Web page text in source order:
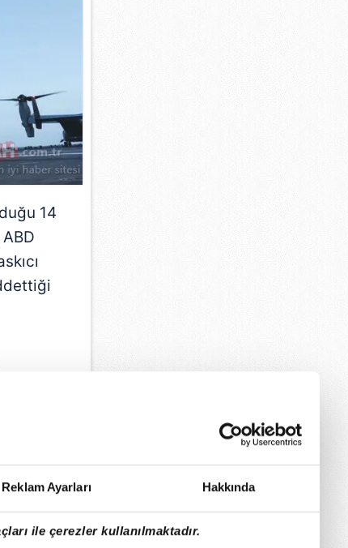
Reklam Ayarları Hakkında
ile çerezler kullanılmaktadır.
14